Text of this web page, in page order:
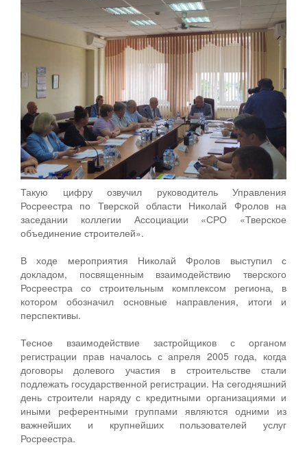
Такую цифру озвучил руководитель Управления
Росреестра по Тверской области Николай Фролов на
заседании коллегии Ассоциации «СРО «Тверское
объединение строителей».
В ходе мероприятия Николай Фролов выступил с
докладом, посвященным взаимодействию тверского
Росреестра со строительным комплексом региона, в
котором обозначил основные направления, итоги и
перспективы.
Тесное взаимодействие застройщиков с органом
регистрации прав началось с апреля 2005 года, когда
договоры долевого участия в строительстве стали
подлежать государственной регистрации. На сегодняшний
день строители наряду с кредитными организациями и
иными референтными группами являются одними из
важнейших и крупнейших пользователей услуг
Росреестра.